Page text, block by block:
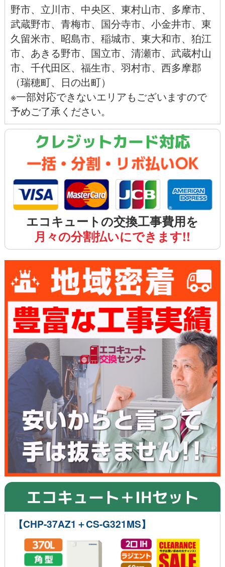
野市、 立川市、 中央区、 東村山市、 多摩市、
武蔵野市、 青梅市、 国分寺市、 小金井市、 東
久留米市、 昭島市、 稲城市、 東大和市、 狛江
市、 あきる野市、 国立市、 清瀬市、 武蔵村山
市、 千代田区、 福生市、 羽村市、西多摩郡
（瑞穂町、日の出町）
※一部対応できないエリアもございますので
予めご了承ください。
クレジットカード対応
エコキュートの交換工事費用を
月々の分割払いにできます!!
エコキュート＋IHセット
【CHP-37AZ1＋CS-G321MS】